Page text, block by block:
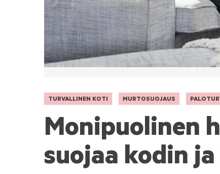
TURVALLINEN KOTI MURTOSUOJAUS
Monipuolinen
suojaa kodin